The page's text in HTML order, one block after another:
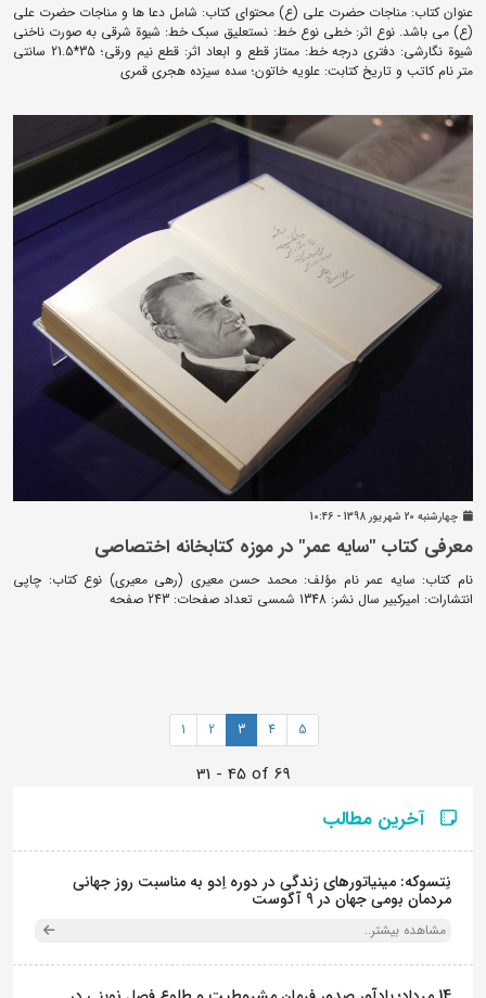
عنوان کتاب: مناجات حضرت علی (ع) محتوای کتاب: شامل دعا ها و مناجات حضرت علی
(ع) می باشد. نوع اثر: خطی نوع خط: نستعلیق سبک خط: شیوة شرقی به صورت ناخنی
شیوة نگارشی: دفتری درجه خط: ممتاز قطع و ابعاد اثر: قطع نیم ورقی؛ 35*21.5 سانتی
متر نام کاتب و تاریخ کتابت: علویه خاتون؛ سده سیزده هجری قمری
چهارشنبه 20 شهريور 1398 - 10:46
معرفی کتاب "سایه عمر" در موزه کتابخانه اختصاصی
نام کتاب: سایه عمر نام مؤلف: محمد حسن معیری (رهی معیری) نوع کتاب: چاپی
انتشارات: امیرکبیر سال نشر: 1348 شمسی تعداد صفحات: 243 صفحه
1 2 3 4 5
31 - 45 of 69
آخرین مطالب
نِتسوکه: مینیاتورهای زندگی در دوره اِدو به مناسبت روز جهانی
مردمان بومی جهان در 9 آگوست
مشاهده بیشتر..